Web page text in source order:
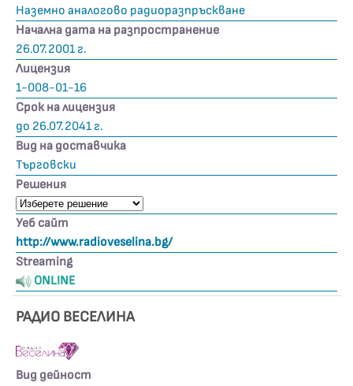
Наземно аналогово радиоразпръскване
Начална дата на разпространение
26.07.2001 г.
Лицензия
1-008-01-16
Срок на лицензия
до 26.07.2041 г.
Вид на доставчика
Търговски
Решения
Уеб сайт
http://www.radioveselina.bg/
Streaming
ONLINE
РАДИО ВЕСЕЛИНА
Вид дейност